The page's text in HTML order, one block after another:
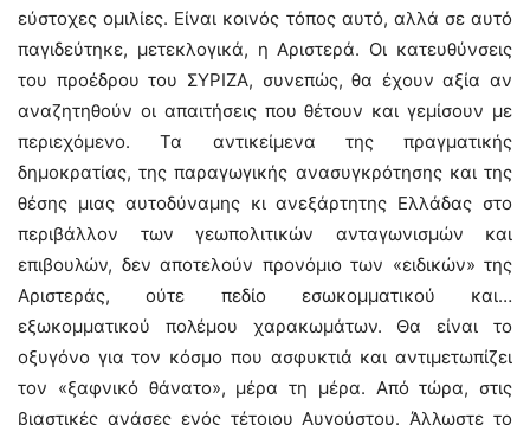
εύστοχες ομιλίες. Είναι κοινός τόπος αυτό, αλλά σε αυτό
παγιδεύτηκε, μετεκλογικά, η Αριστερά. Οι κατευθύνσεις
του προέδρου του ΣΥΡΙΖΑ, συνεπώς, θα έχουν αξία αν
αναζητηθούν οι απαιτήσεις που θέτουν και γεμίσουν με
περιεχόμενο. Τα αντικείμενα της πραγματικής
δημοκρατίας, της παραγωγικής ανασυγκρότησης και της
θέσης μιας αυτοδύναμης κι ανεξάρτητης Ελλάδας στο
περιβάλλον των γεωπολιτικών ανταγωνισμών και
επιβουλών, δεν αποτελούν προνόμιο των «ειδικών» της
Αριστεράς, ούτε πεδίο εσωκομματικού και…
εξωκομματικού πολέμου χαρακωμάτων. Θα είναι το
οξυγόνο για τον κόσμο που ασφυκτιά και αντιμετωπίζει
τον «ξαφνικό θάνατο», μέρα τη μέρα. Από τώρα, στις
βιαστικές ανάσες ενός τέτοιου Αυγούστου. Άλλωστε το